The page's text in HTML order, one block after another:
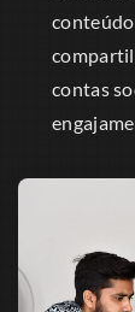
conteúdo
contas